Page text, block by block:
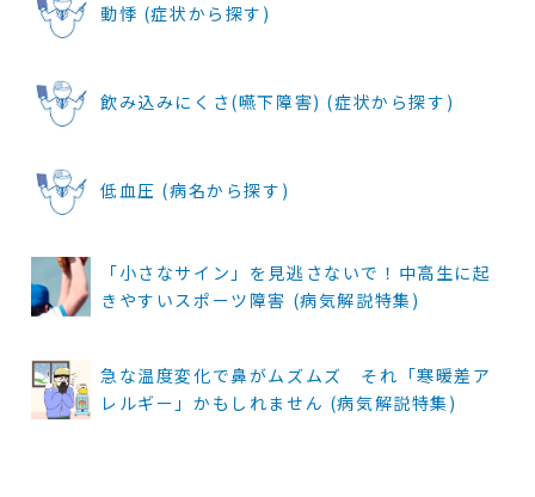
動悸 (症状から探す)
飲み込みにくさ(嚥下障害) (症状から探す)
低血圧 (病名から探す)
「小さなサイン」を見逃さないで！中高生に起
きやすいスポーツ障害 (病気解説特集)
急な温度変化で鼻がムズムズ それ「寒暖差ア
レルギー」かもしれません (病気解説特集)